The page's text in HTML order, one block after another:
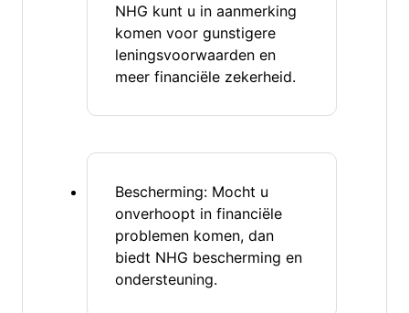
NHG kunt u in aanmerking
komen voor gunstigere
leningsvoorwaarden en
meer financiële zekerheid.
Bescherming: Mocht u
onverhoopt in financiële
problemen komen, dan
biedt NHG bescherming en
ondersteuning.